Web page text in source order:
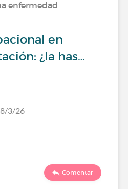
enfermedad
en
¿la has…
3/26
Comentar